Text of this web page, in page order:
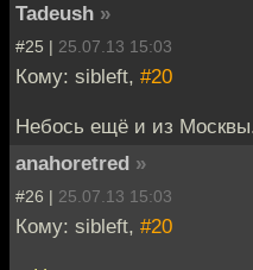
Tadeush »
#25 | 25.07.13 15:03
Кому: sibleft, #20
Небось ещё и из
anahoretred »
#26 | 25.07.13 15:03
Кому: sibleft, #20